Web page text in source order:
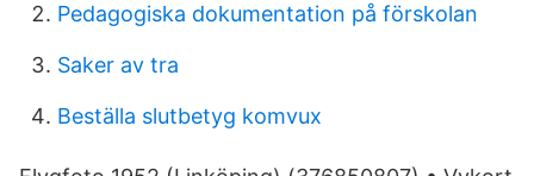
Pedagogiska dokumentation på förskolan
Saker av tra
Beställa slutbetyg komvux